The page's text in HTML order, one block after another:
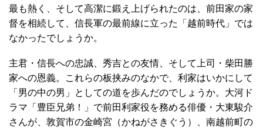
最も熱く、そして高潔に鍛え上げられたのは、前田家の家
督を相続して、信長軍の最前線に立った「越前時代」では
なかったでしょうか。
主君・信長への忠誠、秀吉との友情、そして上司・柴田勝
家への恩義。これらの板挟みのなかで、利家はいかにして
「男の中の男」としての道を歩んだのでしょうか。大河ド
ラマ「豊臣兄弟！」で前田利家役を務める俳優・大東駿介
さんが、敦賀市の金崎宮（かねがさきぐう）、南越前町の